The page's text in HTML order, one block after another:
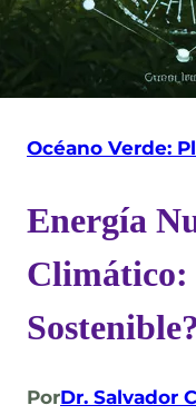
Océano Verde:
Energía
Climático:
Sostenible?
PorDr. Salvador